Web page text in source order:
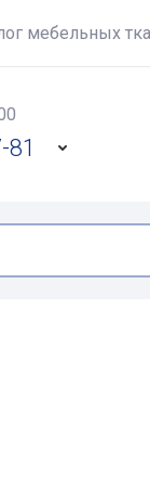
мебельных
81